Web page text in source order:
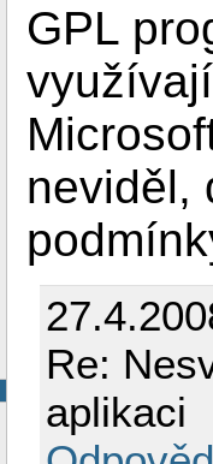
GPL
neviděl,
Re:
aplikaci